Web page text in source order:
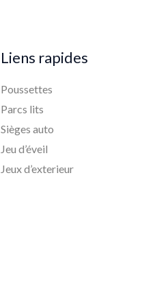
Liens rapides
Poussettes
Parcs lits
Sièges auto
Jeu d’éveil
Jeux d’exterieur